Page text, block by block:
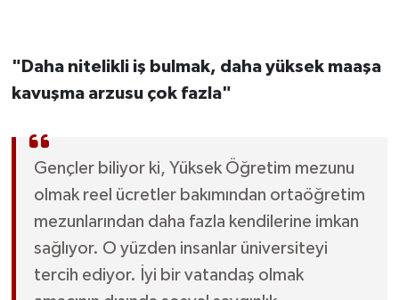
"Daha nitelikli iş bulmak, daha yüksek maaşa
kavuşma arzusu çok fazla"
Gençler biliyor ki, Yüksek Öğretim mezunu
olmak reel ücretler bakımından ortaöğretim
mezunlarından daha fazla kendilerine imkan
sağlıyor. O yüzden insanlar üniversiteyi
tercih ediyor. İyi bir vatandaş olmak